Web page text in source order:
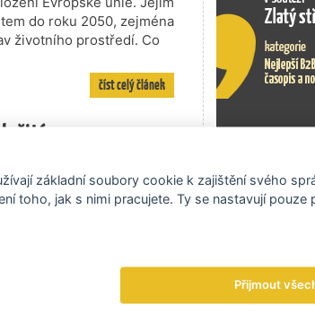
do roku 2050, zejména
životního prostředí. Co
číst celý článek
výrobků z
vznikají
životní prostředí. I naše
úspor. Nyní
další možnosti v oblasti
spol. s r.o.
Exportní
základní soubory cookie k zajištění svého
toho, jak s nimi pracujete. Ty se nastavují pouze
Přijmout